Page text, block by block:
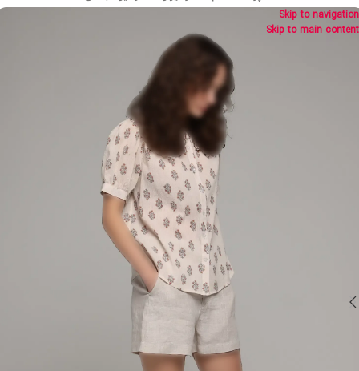
Skip to navigation
Skip to main content